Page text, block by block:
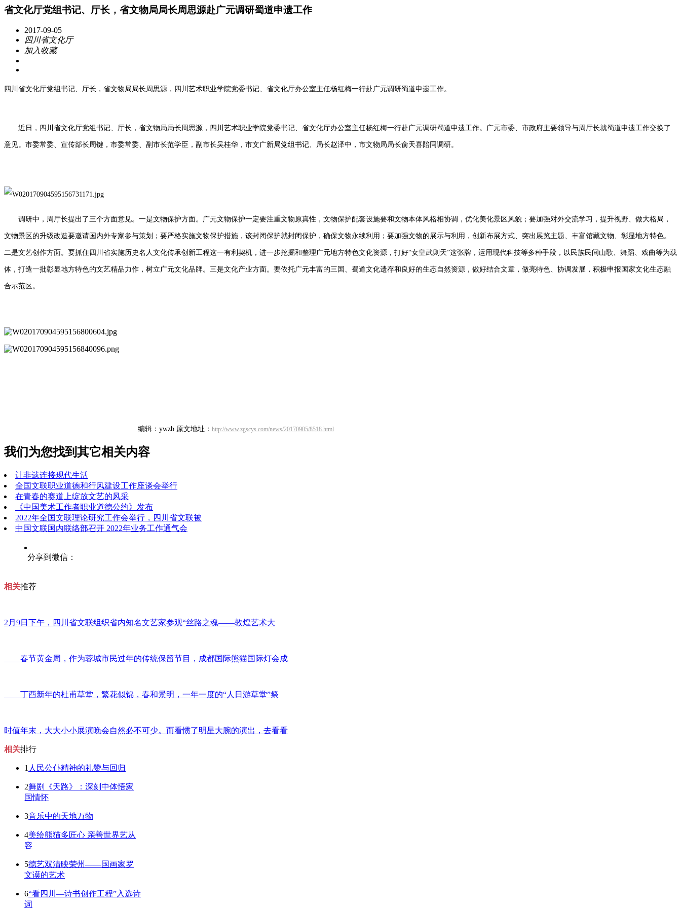
省文化厅党组书记、厅长，省文物局局长周思源赴广元调研蜀道申遗工作
2017-09-05
四川省文化厅
加入收藏
四川省文化厅党组书记、厅长，省文物局局长周思源，四川艺术职业学院党委书记、省文化厅办公室主任杨红梅一行赴广元调研蜀道申遗工作。
近日，四川省文化厅党组书记、厅长，省文物局局长周思源，四川艺术职业学院党委书记、省文化厅办公室主任杨红梅一行赴广元调研蜀道申遗工作。广元市委、市政府主要领导与周厅长就蜀道申遗工作交换了
意见。市委常委、宣传部长周键，市委常委、副市长范学臣，副市长吴桂华，市文广新局党组书记、局长赵泽中，市文物局局长俞天喜陪同调研。
调研中，周厅长提出了三个方面意见。一是文物保护方面。广元文物保护一定要注重文物原真性，文物保护配套设施要和文物本体风格相协调，优化美化景区风貌；要加强对外交流学习，提升视野、做大格局，
文物景区的升级改造要邀请国内外专家参与策划；要严格实施文物保护措施，该封闭保护就封闭保护，确保文物永续利用；要加强文物的展示与利用，创新布展方式、突出展览主题、丰富馆藏文物、彰显地方特色。
二是文艺创作方面。要抓住四川省实施历史名人文化传承创新工程这一有利契机，进一步挖掘和整理广元地方特色文化资源，打好“女皇武则天”这张牌，运用现代科技等多种手段，以民族民间山歌、舞蹈、戏曲等为载
体，打造一批彰显地方特色的文艺精品力作，树立广元文化品牌。三是文化产业方面。要依托广元丰富的三国、蜀道文化遗存和良好的生态自然资源，做好结合文章，做亮特色、协调发展，积极申报国家文化生态融
合示范区。
编辑：ywzb 原文地址： http://www.zgscys.com/news/20170905/8518.html
我们为您找到其它相关内容
让非遗连接现代生活
全国文联职业道德和行风建设工作座谈会举行
在青春的赛道上绽放文艺的风采
《中国美术工作者职业道德公约》发布
2022年全国文联理论研究工作会举行，四川省文联被
中国文联国内联络部召开 2022年业务工作通气会
分享到微信：
相关推荐
2月9日下午，四川省文联组织省内知名文艺家参观“丝路之魂——敦煌艺术大
春节黄金周，作为蓉城市民过年的传统保留节目，成都国际熊猫国际灯会成
丁酉新年的杜甫草堂，繁花似锦，春和景明，一年一度的“人日游草堂”祭
时值年末，大大小小展演晚会自然必不可少。而看惯了明星大腕的演出，去看看
相关排行
1 人民公仆精神的礼赞与回归
2舞剧《天路》：深刻中体悟家
国情怀
3音乐中的天地万物
4美绘熊猫多匠心 亲善世界艺从
容
5德艺双清映荣州——国画家罗
文谟的艺术
6“看四川—诗书创作工程”入选诗
词